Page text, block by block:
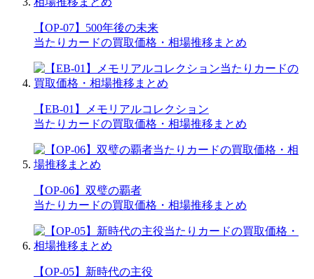
【OP-07】500年後の未来
当たりカードの買取価格・相場推移まとめ
【EB-01】メモリアルコレクション
当たりカードの買取価格・相場推移まとめ
【OP-06】双璧の覇者
当たりカードの買取価格・相場推移まとめ
【OP-05】新時代の主役